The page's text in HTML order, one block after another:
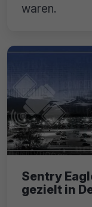
waren.
Sentry
gezielt in